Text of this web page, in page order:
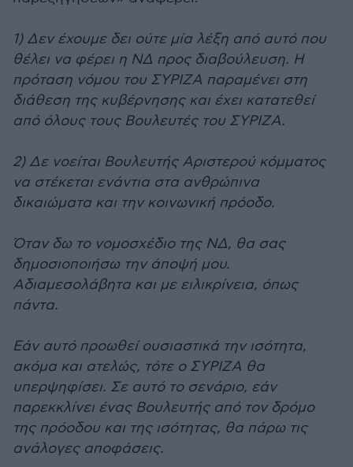
1) Δεν έχουμε δει ούτε μία λέξη από αυτό που
θέλει να φέρει η ΝΔ προς διαβούλευση. Η
πρόταση νόμου του ΣΥΡΙΖΑ παραμένει στη
διάθεση της κυβέρνησης και έχει κατατεθεί
από όλους τους Βουλευτές του ΣΥΡΙΖΑ.
2) Δε νοείται Βουλευτής Αριστερού κόμματος
να στέκεται ενάντια στα ανθρώπινα
δικαιώματα και την κοινωνική πρόοδο.
Όταν δω το νομοσχέδιο της ΝΔ, θα σας
δημοσιοποιήσω την άποψή μου.
Αδιαμεσολάβητα και με ειλικρίνεια, όπως
πάντα.
Εάν αυτό προωθεί ουσιαστικά την ισότητα,
ακόμα και ατελώς, τότε ο ΣΥΡΙΖΑ θα
υπερψηφίσει. Σε αυτό το σενάριο, εάν
παρεκκλίνει ένας Βουλευτής από τον δρόμο
της πρόοδου και της ισότητας, θα πάρω τις
ανάλογες αποφάσεις.